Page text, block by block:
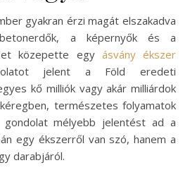
gyakran érzi magát elszakadva
a képernyők és a
közepette egy ásvány ékszer
jelent a Föld eredeti
kő milliók vagy akár milliárdok
természetes folyamatok
gondolat mélyebb jelentést ad a
egy ékszerről van szó, hanem a
darabjáról.